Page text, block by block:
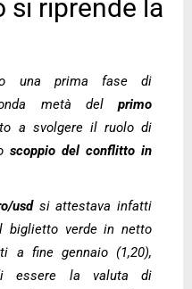
si riprende la
una prima fase di
metà del primo
a svolgere il ruolo di
scoppio del conflitto in
usdsi attestava infatti
biglietto verde in netto
a fine gennaio (1,20),
essere la valuta di